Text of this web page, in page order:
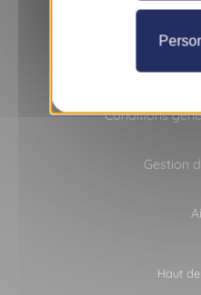
Conditions
Gestion
Haut